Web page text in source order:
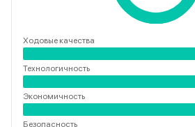
Ходовые качества
Технологичность
Экономичность
Безопасность